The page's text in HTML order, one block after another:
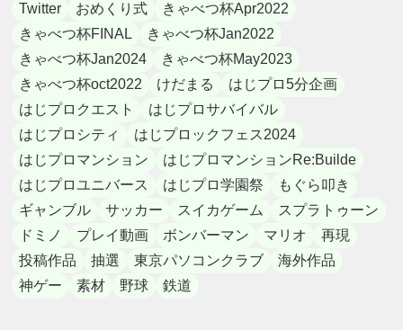
Twitter おめくり式
きゃべつ杯Apr2022
きゃべつ杯FINAL
きゃべつ杯Jan2022
きゃべつ杯Jan2024
きゃべつ杯May2023
きゃべつ杯oct2022
けだまる
はじプロ5分企画
はじプロクエスト
はじプロサバイバル
はじプロシティ
はじプロックフェス2024
はじプロマンション
はじプロマンションRe:Builde
はじプロユニバース
はじプロ学園祭
もぐら叩き
ギャンブル
サッカー スイカゲーム
スプラトゥーン
ドミノ
プレイ動画 ボンバーマン マリオ
再現
投稿作品
抽選 東京パソコンクラブ
海外作品
神ゲー
素材 野球 鉄道